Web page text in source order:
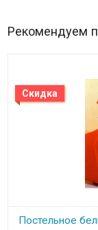
Рекомендуем
Скидка
Постельное